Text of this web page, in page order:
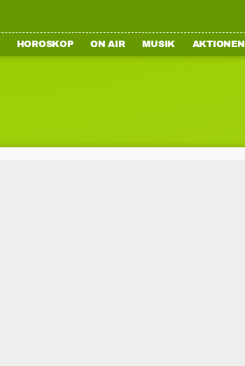
HOROSKOP ON AIR MUSIK AKTIONEN